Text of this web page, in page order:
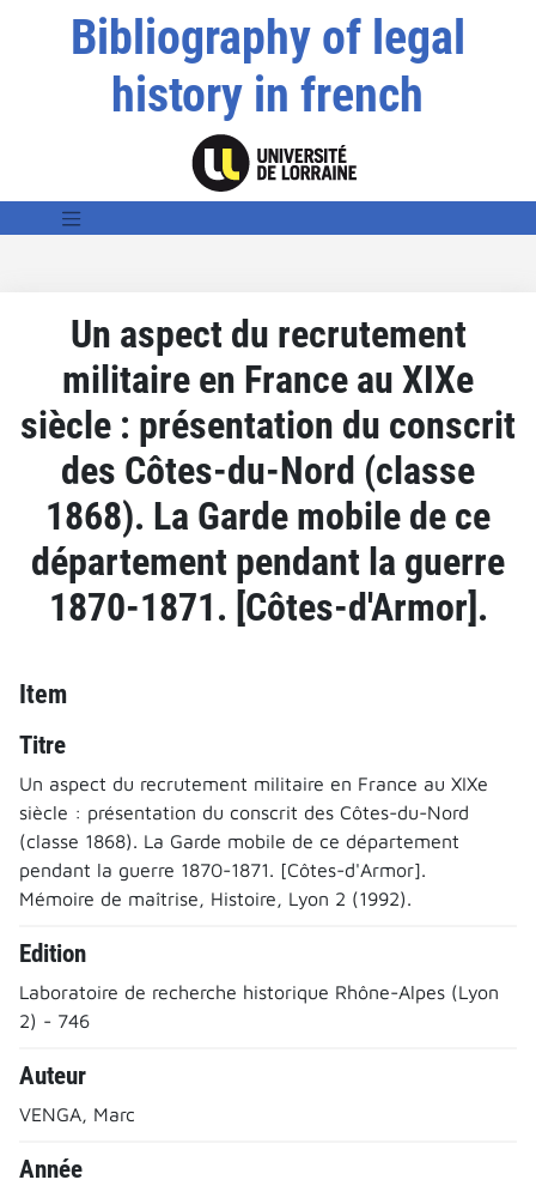
Bibliography of legal
history in french
Un aspect du recrutement
militaire en France au XIXe
siècle : présentation du conscrit
des Côtes-du-Nord (classe
1868). La Garde mobile de ce
département pendant la guerre
1870-1871. [Côtes-d'Armor].
Item
Titre
Un aspect du recrutement militaire en France au XIXe
siècle : présentation du conscrit des Côtes-du-Nord
(classe 1868). La Garde mobile de ce département
pendant la guerre 1870-1871. [Côtes-d'Armor].
Mémoire de maîtrise, Histoire, Lyon 2 (1992).
Edition
Laboratoire de recherche historique Rhône-Alpes (Lyon
2) - 746
Auteur
VENGA, Marc
Année